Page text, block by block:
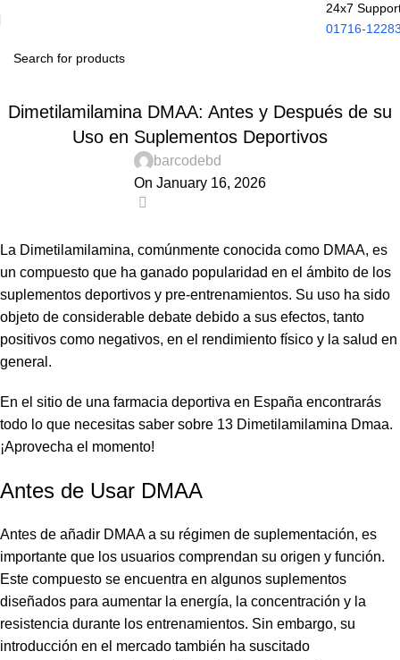
24x7
01716-
Dimetilamilamina DMAA: Antes y Después de su
Uso en Suplementos Deportivos
barcodebd
On January 16, 2026
La Dimetilamilamina, comúnmente conocida como DMAA, es
un compuesto que ha ganado popularidad en el ámbito de los
suplementos deportivos y pre-entrenamientos. Su uso ha sido
objeto de considerable debate debido a sus efectos, tanto
positivos como negativos, en el rendimiento físico y la salud en
general.
En el sitio de una farmacia deportiva en España encontrarás
todo lo que necesitas saber sobre 13 Dimetilamilamina Dmaa.
¡Aprovecha el momento!
Antes de Usar DMAA
Antes de añadir DMAA a su régimen de suplementación, es
importante que los usuarios comprendan su origen y función.
Este compuesto se encuentra en algunos suplementos
diseñados para aumentar la energía, la concentración y la
resistencia durante los entrenamientos. Sin embargo, su
introducción en el mercado también ha suscitado